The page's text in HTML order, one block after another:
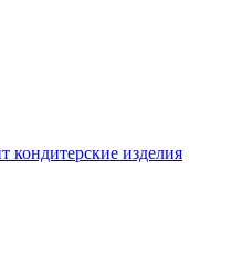
кондитерские изделия